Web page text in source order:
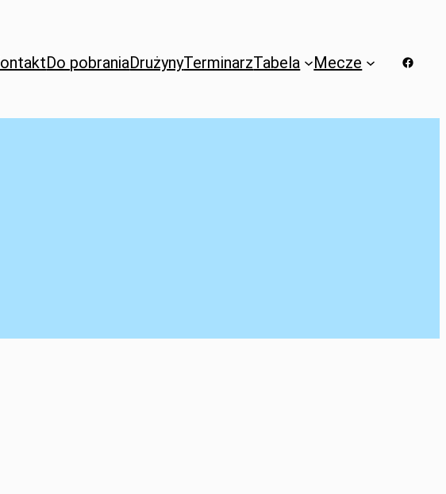
Do pobraniaDrużynyTerminarzTabela Mecze